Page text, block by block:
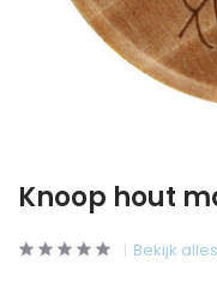
Knoop hout
Bekijk